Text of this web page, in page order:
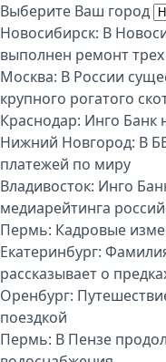
Выберите Ваш город
Новосибирск: В
выполнен ремонт
Москва: В России
крупного рогатого
Краснодар: Инго Банк
Нижний Новгород: В
платежей по миру
Владивосток: Инго
медиарейтинга
Пермь: Кадровые
Екатеринбург:
рассказывает о
Оренбург:
поездкой
Пермь: В Пензе